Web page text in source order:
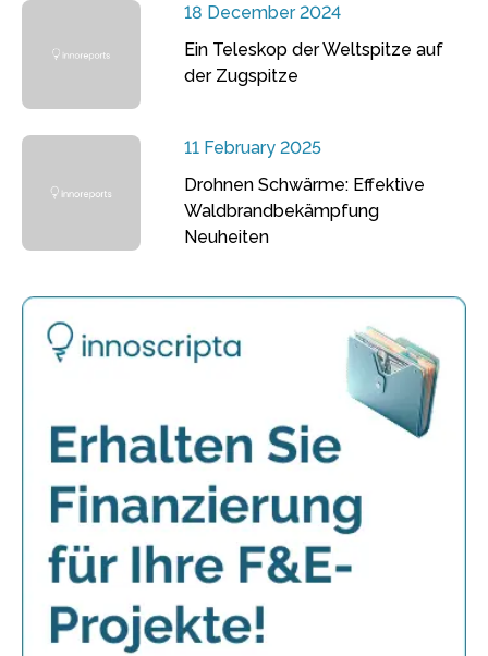
18 December 2024
Ein Teleskop der Weltspitze auf
der Zugspitze
11 February 2025
Drohnen Schwärme: Effektive
Waldbrandbekämpfung
Neuheiten